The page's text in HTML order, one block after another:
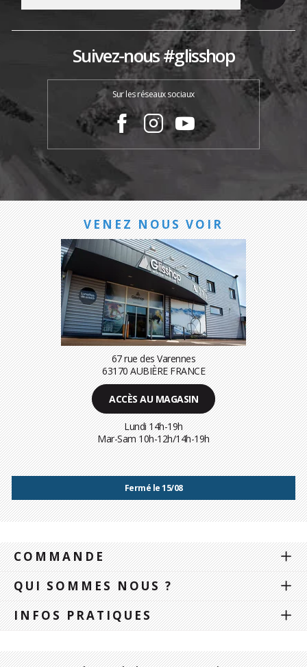
Suivez-nous #glisshop
Sur les réseaux sociaux
VENEZ NOUS VOIR
67 rue des Varennes
63170 AUBIÈRE FRANCE
ACCÈS AU MAGASIN
Lundi 14h-19h
Mar-Sam 10h-12h/14h-19h
Fermé le 15/08
COMMANDE
QUI SOMMES NOUS ?
INFOS PRATIQUES